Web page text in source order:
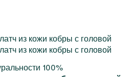
100%